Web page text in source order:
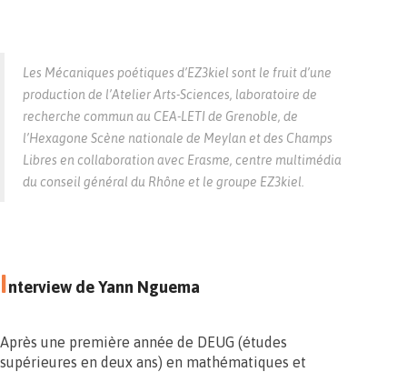
Les Mécaniques poétiques d’EZ3kiel sont le fruit d’une
production de l’Atelier Arts-Sciences, laboratoire de
recherche commun au CEA-LETI de Grenoble, de
l’Hexagone Scène nationale de Meylan et des Champs
Libres en collaboration avec Erasme, centre multimédia
du conseil général du Rhône et le groupe EZ3kiel.
Interview de Yann Nguema
Après une première année de DEUG (études
supérieures en deux ans) en mathématiques et